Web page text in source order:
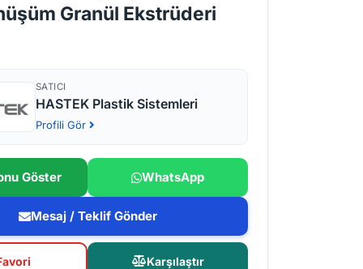
Granül Ekstrüderi
SATICI
HASTEK Plastik Sistemleri
Profili Gör
Göster WhatsApp
Mesaj / Teklif Gönder
Karşılaştır